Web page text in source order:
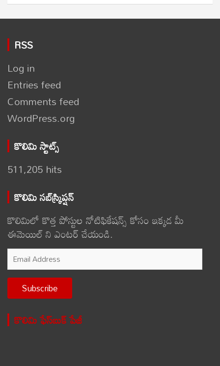
RSS
Log in
Entries feed
Comments feed
WordPress.org
కొలిమి స్టాట్స్
511,205 hits
కొలిమి సబ్‌స్క్రిప్షన్
కొలిమిలో కొత్త పోస్టుల నోటిఫికేషన్స్ కోసం ఇక్కడ మీ
ఈమెయిల్ ని ఎంటర్ చేయండి.
Email
Address
Subscribe
కొలిమి ఫేస్‌బుక్ పేజీ